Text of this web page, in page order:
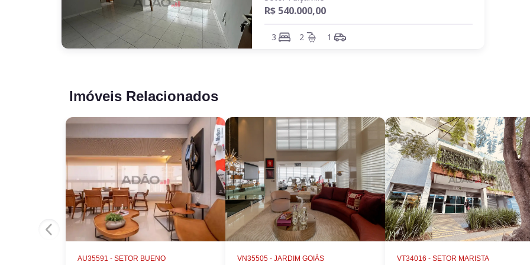
R$ 540.000,00
3 2 1
Imóveis Relacionados
AU35591 - SETOR BUENO VN35505 - JARDIM GOIÁS VT34016 - SETOR MARISTA